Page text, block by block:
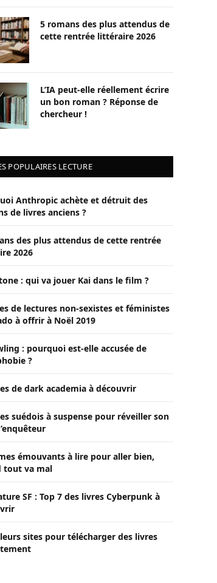
5 romans des plus attendus de
cette rentrée littéraire 2026
L’IA peut-elle réellement écrire
un bon roman ? Réponse de
chercheur !
POPULAIRES LECTURE
Anthropic achète et détruit des
de livres anciens ?
des plus attendus de cette rentrée
2026
: qui va jouer Kai dans le film ?
de lectures non-sexistes et féministes
à offrir à Noël 2019
: pourquoi est-elle accusée de
?
de dark academia à découvrir
suédois à suspense pour réveiller son
émouvants à lire pour aller bien,
tout va mal
SF : Top 7 des livres Cyberpunk à
sites pour télécharger des livres